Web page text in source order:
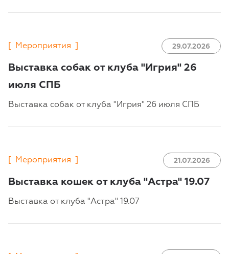
Мероприятия 29.07.2026
Выставка собак от клуба "Игрия" 26
июля СПБ
Выставка собак от клуба "Игрия" 26 июля СПБ
Мероприятия 21.07.2026
Выставка кошек от клуба "Астра" 19.07
Выставка от клуба "Астра" 19.07